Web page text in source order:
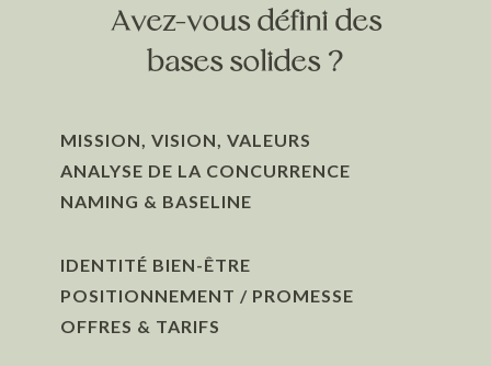
Avez-vous défini des
bases solides ?
MISSION, VISION, VALEURS
ANALYSE DE LA CONCURRENCE
NAMING & BASELINE
IDENTITÉ BIEN-ÊTRE
POSITIONNEMENT / PROMESSE
OFFRES & TARIFS